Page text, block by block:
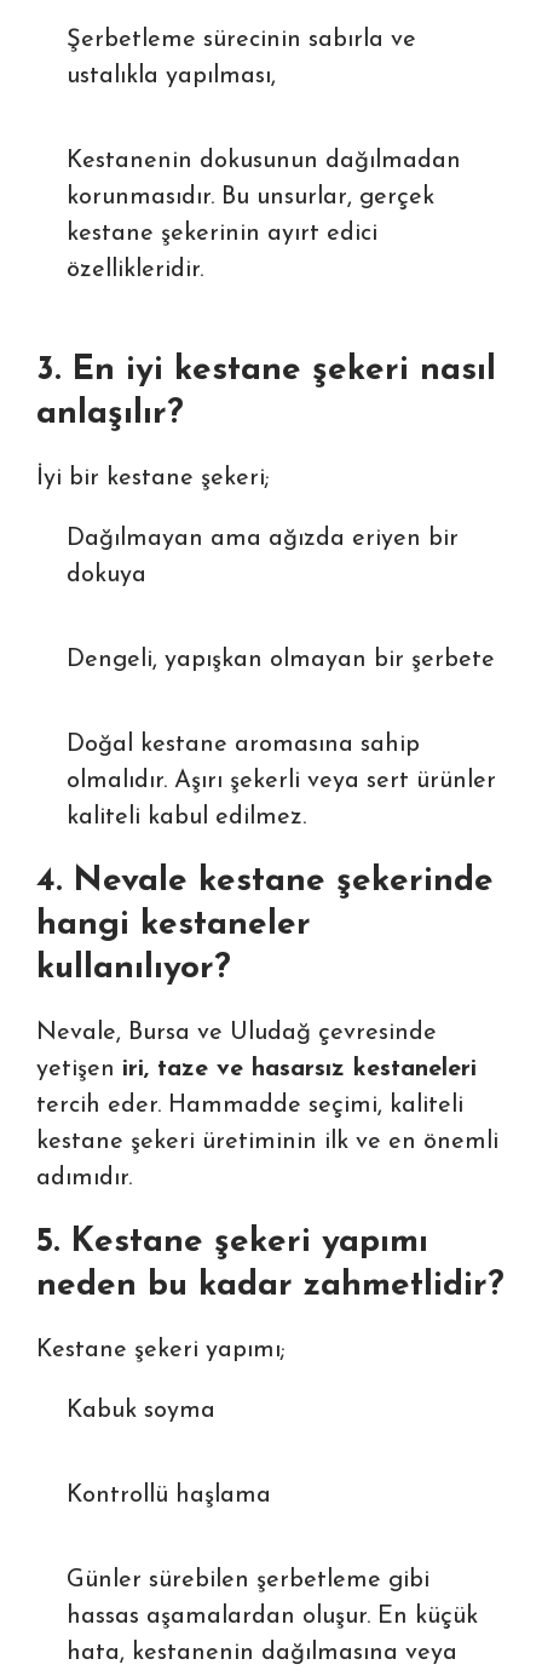
Şerbetleme sürecinin sabırla ve
ustalıkla yapılması,
Kestanenin dokusunun dağılmadan
korunmasıdır. Bu unsurlar, gerçek
kestane şekerinin ayırt edici
özellikleridir.
3. En iyi kestane şekeri nasıl
anlaşılır?
İyi bir kestane şekeri;
Dağılmayan ama ağızda eriyen bir
dokuya
Dengeli, yapışkan olmayan bir şerbete
Doğal kestane aromasına sahip
olmalıdır. Aşırı şekerli veya sert ürünler
kaliteli kabul edilmez.
4. Nevale kestane şekerinde
hangi kestaneler
kullanılıyor?
Nevale, Bursa ve Uludağ çevresinde
yetişen iri, taze ve hasarsız kestaneleri
tercih eder. Hammadde seçimi, kaliteli
kestane şekeri üretiminin ilk ve en önemli
adımıdır.
5. Kestane şekeri yapımı
neden bu kadar zahmetlidir?
Kestane şekeri yapımı;
Kabuk soyma
Kontrollü haşlama
Günler sürebilen şerbetleme gibi
hassas aşamalardan oluşur. En küçük
hata, kestanenin dağılmasına veya